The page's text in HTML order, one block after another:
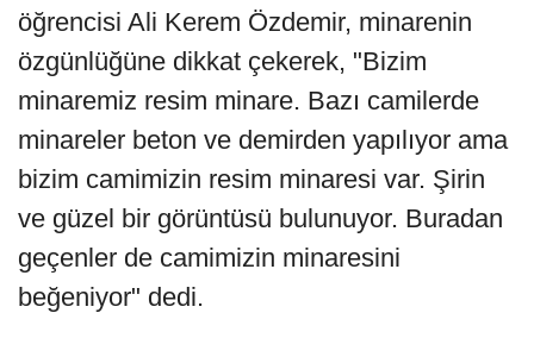
öğrencisi Ali Kerem Özdemir, minarenin
özgünlüğüne dikkat çekerek, "Bizim
minaremiz resim minare. Bazı camilerde
minareler beton ve demirden yapılıyor ama
bizim camimizin resim minaresi var. Şirin
ve güzel bir görüntüsü bulunuyor. Buradan
geçenler de camimizin minaresini
beğeniyor" dedi.